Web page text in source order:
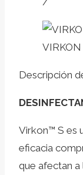
VIRKON
Descripción
Virkon™ S es
eficacia
que afectan